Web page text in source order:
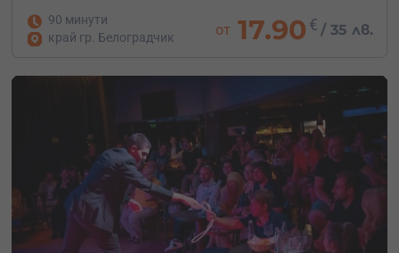
90 минути
край гр. Белоградчик
от 17.90 € /35 лв.